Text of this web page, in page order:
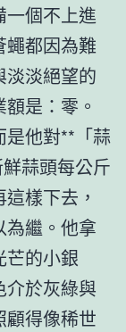
一個不上進
蠅都因為難
淡淡絕望的
是：零。
是他對**「蒜
蒜頭每公斤
樣下去，
繼。他拿
芒的小銀
介於灰綠與
顧得像稀世